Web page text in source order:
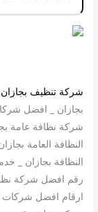
شركة تنظيف بجازان
بجازان _ افضل
شركة نظافة عامة
النظافة العامة
النظافة بجازان _
رقم افضل شركة
ارقام افضل شركات